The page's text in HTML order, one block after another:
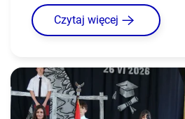
Czytaj więcej